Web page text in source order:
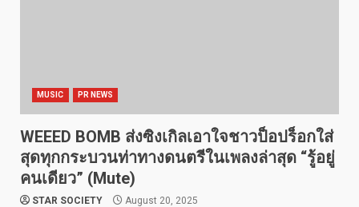
MUSIC PR NEWS
WEEED BOMB ส่งซิงเกิลเอาใจชาวป็อปร็อกใส่
สุดทุกกระบวนท่าทางดนตรีในเพลงล่าสุด “รู้อยู่
คนเดียว” (Mute)
STAR SOCIETY August 20, 2025